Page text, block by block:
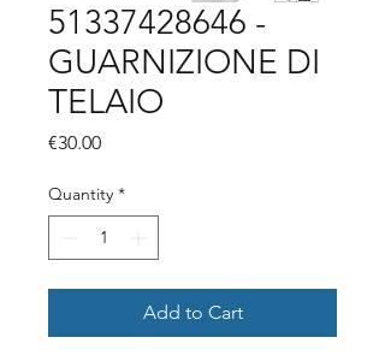
51337428646 -
GUARNIZIONE DI
TELAIO
€30.00Price
Quantity *
Add to Cart